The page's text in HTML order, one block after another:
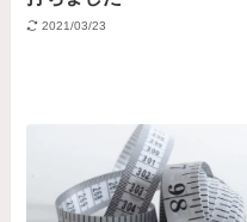
2021/03/23